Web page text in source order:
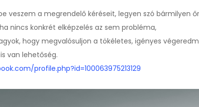
veszem a megrendelő kéréseit, legyen szó bármilyen
nincs konkrét elképzelés az sem probléma,
hogy megvalósuljon a tökéletes, igényes
van lehetőség.
profile.php?id=100063975213129